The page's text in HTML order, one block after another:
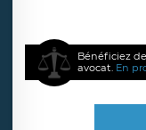
Bénéficiez
avocat. En